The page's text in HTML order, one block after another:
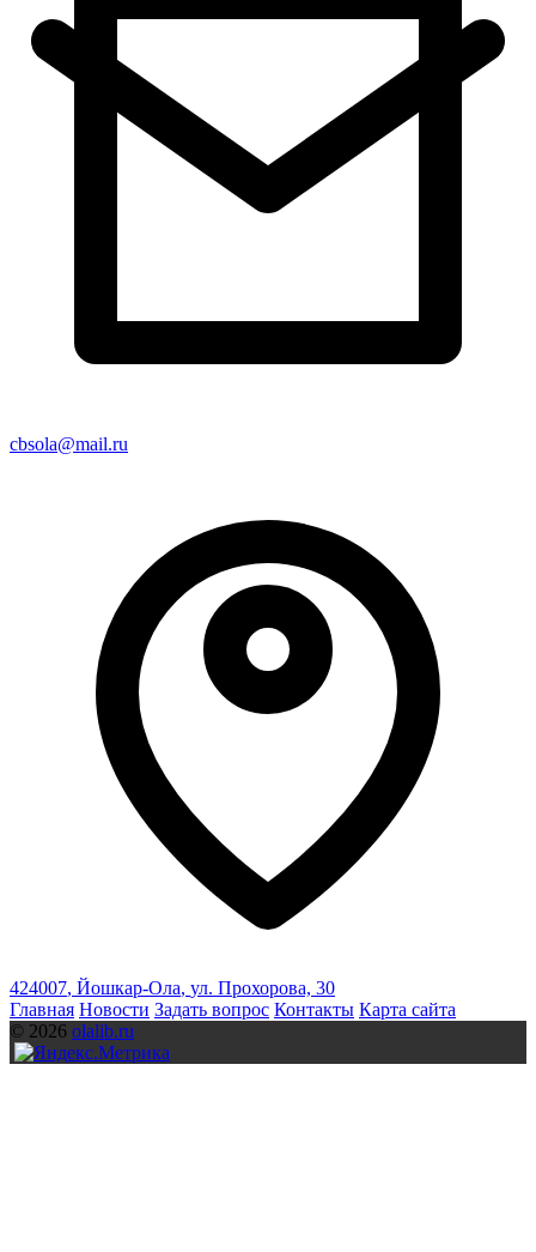
cbsola@mail.ru
424007, Йошкар-Ола, ул. Прохорова, 30
Главная Новости Задать вопрос Контакты Карта сайта
© 2026 olalib.ru